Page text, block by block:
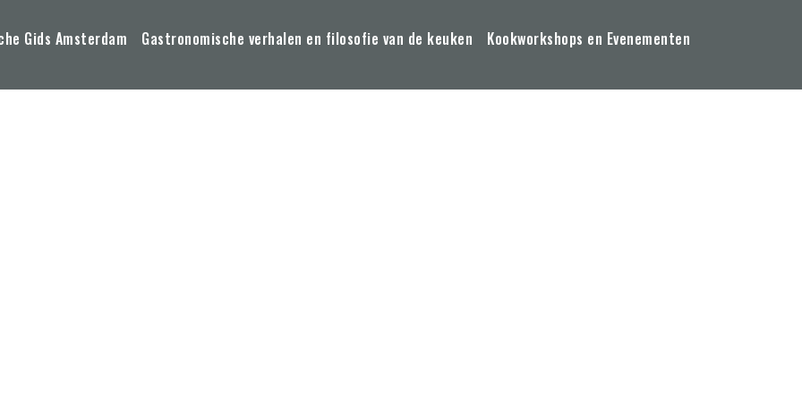
Gids Amsterdam Gastronomische verhalen en filosofie van de keuken Kookworkshops en Evenementen